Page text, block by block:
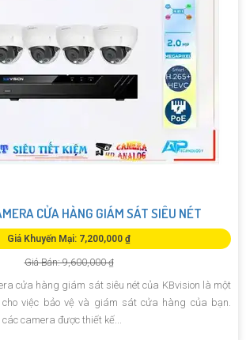
CỬA HÀNG GIÁM SÁT SIÊU NÉT
Giá Khuyến Mại: 7,200,000 ₫
Giá Bán: 9,600,000 ₫
cửa hàng giám sát siêu nét của KBvision là một
việc bảo vệ và giám sát cửa hàng của bạn.
camera được thiết kế...